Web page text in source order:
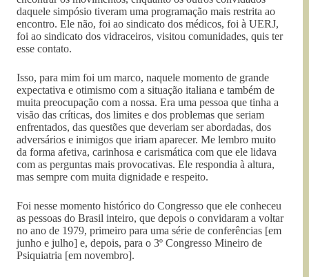
daquele simpósio tiveram uma programação mais restrita ao
encontro. Ele não, foi ao sindicato dos médicos, foi à UERJ,
foi ao sindicato dos vidraceiros, visitou comunidades, quis ter
esse contato.
Isso, para mim foi um marco, naquele momento de grande
expectativa e otimismo com a situação italiana e também de
muita preocupação com a nossa. Era uma pessoa que tinha a
visão das críticas, dos limites e dos problemas que seriam
enfrentados, das questões que deveriam ser abordadas, dos
adversários e inimigos que iriam aparecer. Me lembro muito
da forma afetiva, carinhosa e carismática com que ele lidava
com as perguntas mais provocativas. Ele respondia à altura,
mas sempre com muita dignidade e respeito.
Foi nesse momento histórico do Congresso que ele conheceu
as pessoas do Brasil inteiro, que depois o convidaram a voltar
no ano de 1979, primeiro para uma série de conferências [em
junho e julho] e, depois, para o 3º Congresso Mineiro de
Psiquiatria [em novembro].